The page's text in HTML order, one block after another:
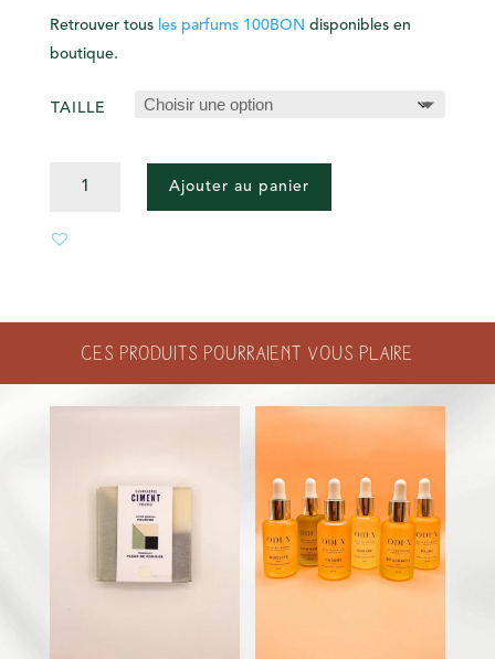
Retrouver tous les parfums 100BON disponibles en
boutique.
TAILLE
DU
EAU
Ajouter au panier
Ces produits pourraient vous plaire